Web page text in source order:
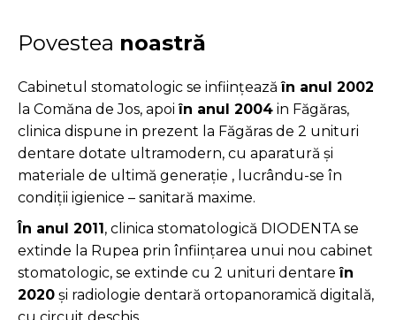
Povestea noastră
Cabinetul stomatologic se infiinţeazăîn anul 2002
la Comăna de Jos, apoiîn anul 2004 in Făgăras,
clinica dispune in prezent la Făgăras de 2 unituri
dentare dotate ultramodern, cu aparatură şi
materiale de ultimă generaţie , lucrându-se în
condiții igienice – sanitară maxime.
În anul 2011, clinica stomatologică DIODENTA se
extinde la Rupea prin înființarea unui nou cabinet
stomatologic, se extinde cu 2 unituri dentareîn
2020 şi radiologie dentară ortopanoramică digitală,